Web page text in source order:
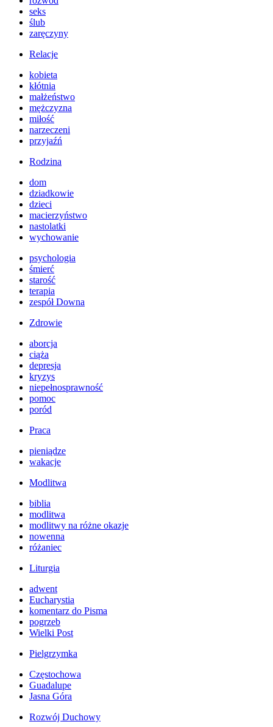
seks
ślub
zaręczyny
Relacje
kobieta
kłótnia
małżeństwo
mężczyzna
miłość
narzeczeni
przyjaźń
Rodzina
dom
dziadkowie
dzieci
macierzyństwo
nastolatki
wychowanie
psychologia
śmierć
starość
terapia
zespół Downa
Zdrowie
aborcja
ciąża
depresja
kryzys
niepełnosprawność
pomoc
poród
Praca
pieniądze
wakacje
Modlitwa
biblia
modlitwa
modlitwy na różne okazje
nowenna
różaniec
Liturgia
adwent
Eucharystia
komentarz do Pisma
pogrzeb
Wielki Post
Pielgrzymka
Częstochowa
Guadalupe
Jasna Góra
Rozwój Duchowy